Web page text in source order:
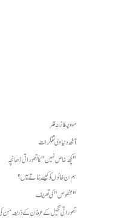
مواد پر طائرانہ نظر
آٹھ دنیاوی تفکرات
"کچھ خاص نہیں" کا تصوراتی ڈھانچہ
ہم ان خانوں کو کیسے بناتے ہیں؟
"مخصوص" کی تعریف
تصوراتی تخیل کے عرفان کے ذریعہ من